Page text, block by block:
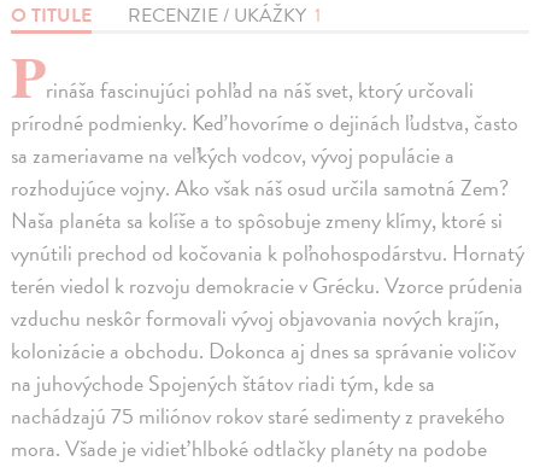
O TITULE RECENZIE / UKÁŽKY 1
Prináša fascinujúci pohľad na náš svet, ktorý určovali
prírodné podmienky. Keď hovoríme o dejinách ľudstva, často
sa zameriavame na veľkých vodcov, vývoj populácie a
rozhodujúce vojny. Ako však náš osud určila samotná Zem?
Naša planéta sa kolíše a to spôsobuje zmeny klímy, ktoré si
vynútili prechod od kočovania k poľnohospodárstvu. Hornatý
terén viedol k rozvoju demokracie v Grécku. Vzorce prúdenia
vzduchu neskôr formovali vývoj objavovania nových krajín,
kolonizácie a obchodu. Dokonca aj dnes sa správanie voličov
na juhovýchode Spojených štátov riadi tým, kde sa
nachádzajú 75 miliónov rokov staré sedimenty z pravekého
mora. Všade je vidieť hlboké odtlačky planéty na podobe